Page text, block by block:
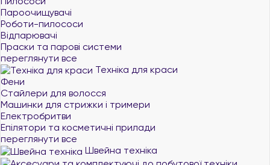
Пароочищувачі
Роботи-пилососи
Відпарювачі
Праски та парові системи
переглянути все
Техніка для краси
Фени
Стайлери для волосся
Машинки для стрижки і тримери
Електробритви
Епілятори та косметичні прилади
переглянути все
Швейна техніка